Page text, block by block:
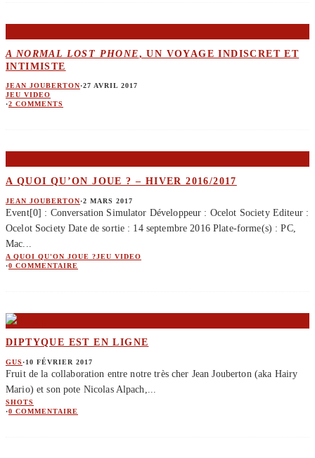
A NORMAL LOST PHONE, UN VOYAGE INDISCRET ET
INTIMISTE
JEAN JOUBERTON·27 AVRIL 2017
JEU VIDEO
·2 COMMENTS
A QUOI QU’ON JOUE ? – HIVER 2016/2017
JEAN JOUBERTON·2 MARS 2017
Event[0] : Conversation Simulator Développeur : Ocelot Society Editeur :
Ocelot Society Date de sortie : 14 septembre 2016 Plate-forme(s) : PC,
Mac
A QUOI QU'ON JOUE ?JEU VIDEO
·0 COMMENTAIRE
DIPTYQUE EST EN LIGNE
GUS ·10 FÉVRIER 2017
Fruit de la collaboration entre notre très cher Jean Jouberton (aka Hairy
Mario) et son pote Nicolas Alpach,
SHOTS
·0 COMMENTAIRE